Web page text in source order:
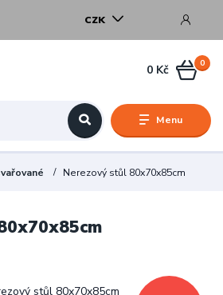
Menu
CZK
0
0 Kč
Nerezový stůl 80x70x85cm